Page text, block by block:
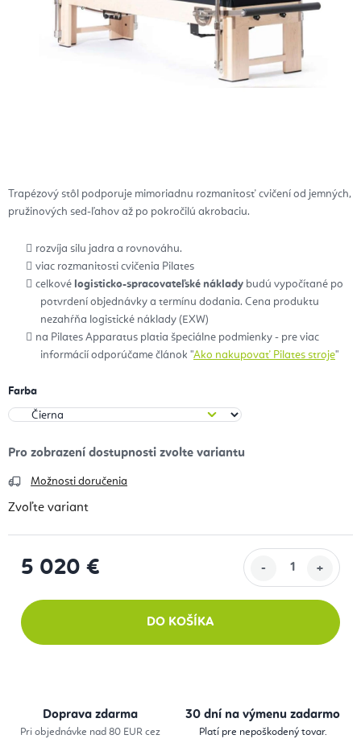
Trapézový stôl podporuje mimoriadnu rozmanitosť cvičení od jemných,
pružinových sed-ľahov až po pokročilú akrobaciu.
rozvíja silu jadra a rovnováhu.
viac rozmanitosti cvičenia Pilates
celkové logisticko-spracovateľské náklady budú vypočítané po
potvrdení objednávky a termínu dodania. Cena produktu
nezahŕňa logistické náklady (EXW)
na Pilates Apparatus platia špeciálne podmienky - pre viac
informácií odporúčame článok "Ako nakupovať Pilates stroje"
Farba
Možnosti doručenia
Zvoľte variant
5 020 €
DO KOŠÍKA
Doprava zdarma
Pri objednávke nad 80 EUR cez
30 dní na výmenu zadarmo
Platí pre nepoškodený tovar.